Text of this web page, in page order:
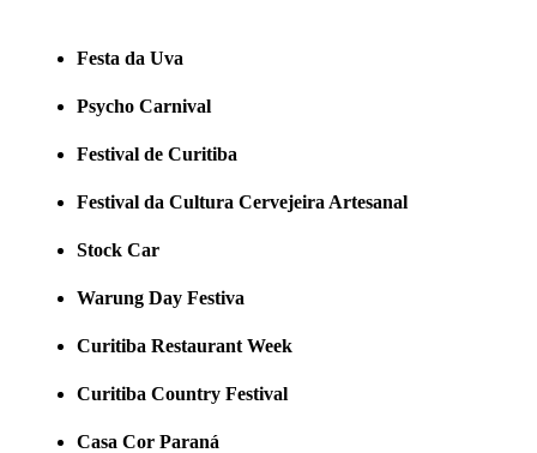
Festa da Uva
Psycho Carnival
Festival de Curitiba
Festival da Cultura Cervejeira Artesanal
Stock Car
Warung Day Festiva
Curitiba Restaurant Week
Curitiba Country Festival
Casa Cor Paraná